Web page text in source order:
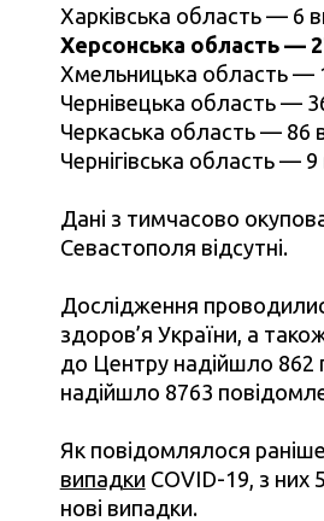
Харківська область — 6
Херсонська область —
Хмельницька область —
Чернівецька область —
Черкаська область — 86
Чернігівська область — 9
Дані з тимчасово
Севастополя відсутні.
Дослідження
здоров’я України, а
до Центру надійшло 862
надійшло 8763
Як повідомлялося
випадки COVID-19, з них
нові випадки.